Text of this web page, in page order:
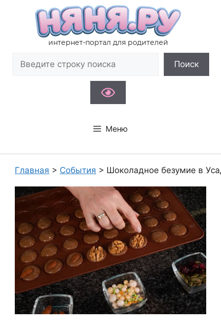
содержимому
интернет-портал для родителей
Поиск
Меню
Главная > События > Шоколадное безумие в